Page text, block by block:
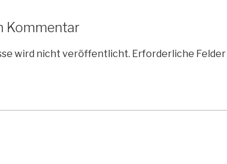
Kommentar
wird nicht veröffentlicht. Erforderliche Felder